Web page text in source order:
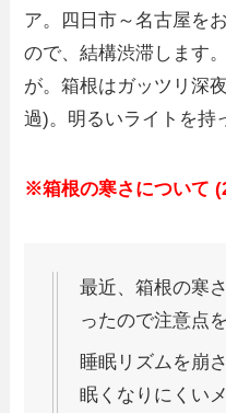
ア。四日市～名古屋を
ので、結構渋滞します
が。箱根はガッツリ深
過)。明るいライトを持
※箱根の寒さについて
最近、箱根の寒
ったので注意点
睡眠リズムを崩
眠くなりにくい